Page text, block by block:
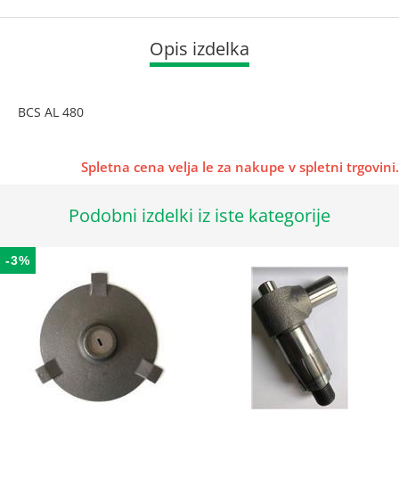
Opis izdelka
BCS AL 480
Spletna cena velja le za nakupe v spletni trgovini.
Podobni izdelki iz iste kategorije
-3%